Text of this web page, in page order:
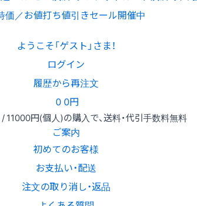
価／お値打ち値引きセール開催中
ようこそ「ゲスト」さま！
ログイン
履歴から再注文
0 0円
/11000円(個人)の購入で、送料・代引手数料無料
ご案内
初めてのお客様
お支払い・配送
注文の取り消し・返品